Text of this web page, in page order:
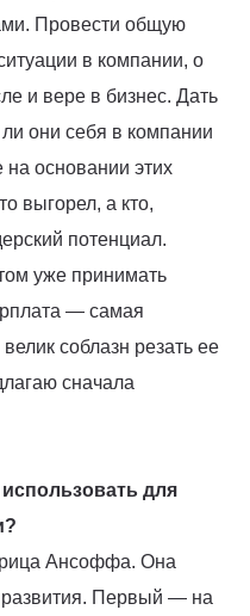
Провести общую
в компании, о
и вере в бизнес. Дать
они себя в компании
на основании этих
выгорел, а кто,
потенциал.
уже принимать
— самая
соблазн резать ее
сначала
для
Ансоффа. Она
развития. Первый — на